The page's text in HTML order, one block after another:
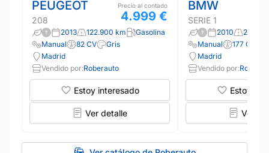
PEUGEOT
208
Precio al contado
4.999 €
2013 122.900 km
Gasolina
Manual
82 CV
Gris
Madrid
Vendido por:Roberauto
Estoy interesado
Ver detalle
BMW
SERIE 1
2010
Manual
177 CV
Madrid
Vendido por:
Estoy
Ver